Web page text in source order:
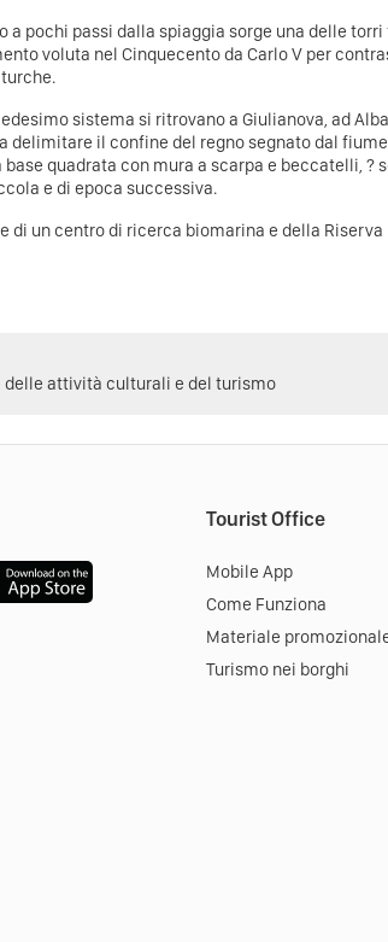
a pochi passi dalla spiaggia sorge una delle
voluta nel Cinquecento da Carlo V per
sistema si ritrovano a Giulianova, ad
delimitare il confine del regno segnato dal
quadrata con mura a scarpa e beccatelli, ?
e di epoca successiva.
di un centro di ricerca biomarina e della
delle attività culturali e del turismo
Tourist Office
Mobile App
Come Funziona
Materiale
Turismo nei borghi